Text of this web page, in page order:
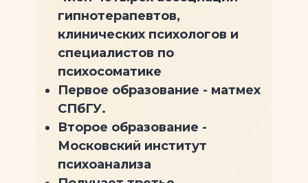
гипнотерапевтов,
клинических психологов и
специалистов по
психосоматике
Первое образование - матмех
СПбГУ.
Второе образование -
Московский институт
психоанализа